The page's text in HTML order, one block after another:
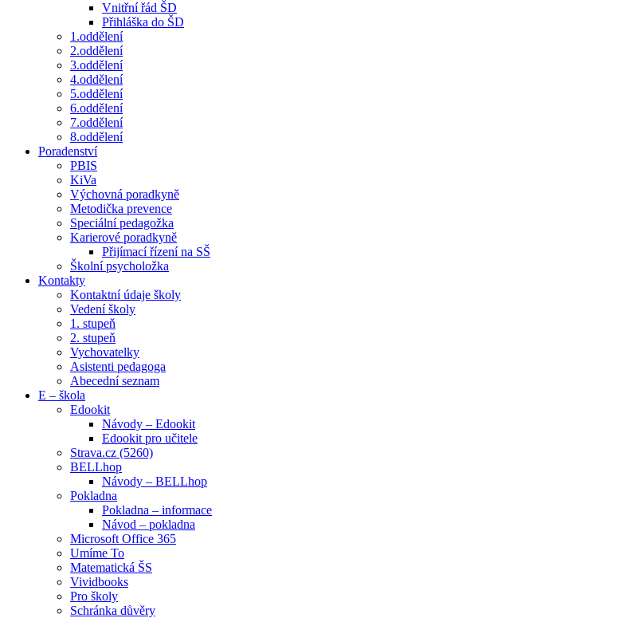
Vnitřní řád ŠD
Přihláška do ŠD
1.oddělení
2.oddělení
3.oddělení
4.oddělení
5.oddělení
6.oddělení
7.oddělení
8.oddělení
Poradenství
PBIS
KiVa
Výchovná poradkyně
Metodička prevence
Speciální pedagožka
Karierové poradkyně
Přijímací řízení na SŠ
Školní psycholožka
Kontakty
Kontaktní údaje školy
Vedení školy
1. stupeň
2. stupeň
Vychovatelky
Asistenti pedagoga
Abecední seznam
E – škola
Edookit
Návody – Edookit
Edookit pro učitele
Strava.cz (5260)
BELLhop
Návody – BELLhop
Pokladna
Pokladna – informace
Návod – pokladna
Microsoft Office 365
Umíme To
Matematická ŠS
Vividbooks
Pro školy
Schránka důvěry